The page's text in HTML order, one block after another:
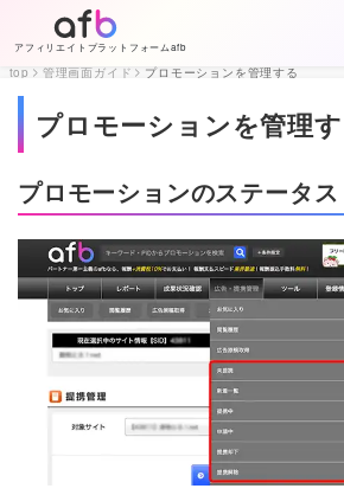
アフィリエイトプラットフォームafb
top 管理画面ガイド プロモーションを管理する
プロモーションを管理
プロモーションのステータス